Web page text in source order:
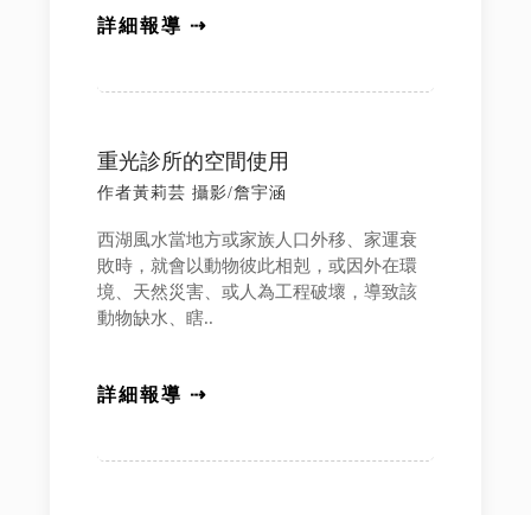
詳細報導 ⇢
重光診所的空間使用
作者黃莉芸 攝影/詹宇涵
西湖風水當地方或家族人口外移、家運衰
敗時，就會以動物彼此相剋，或因外在環
境、天然災害、或人為工程破壞，導致該
動物缺水、瞎..
詳細報導 ⇢